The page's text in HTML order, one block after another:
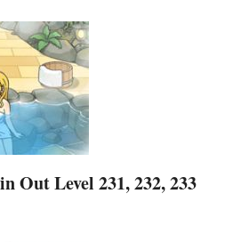
Out Level 231, 232, 233